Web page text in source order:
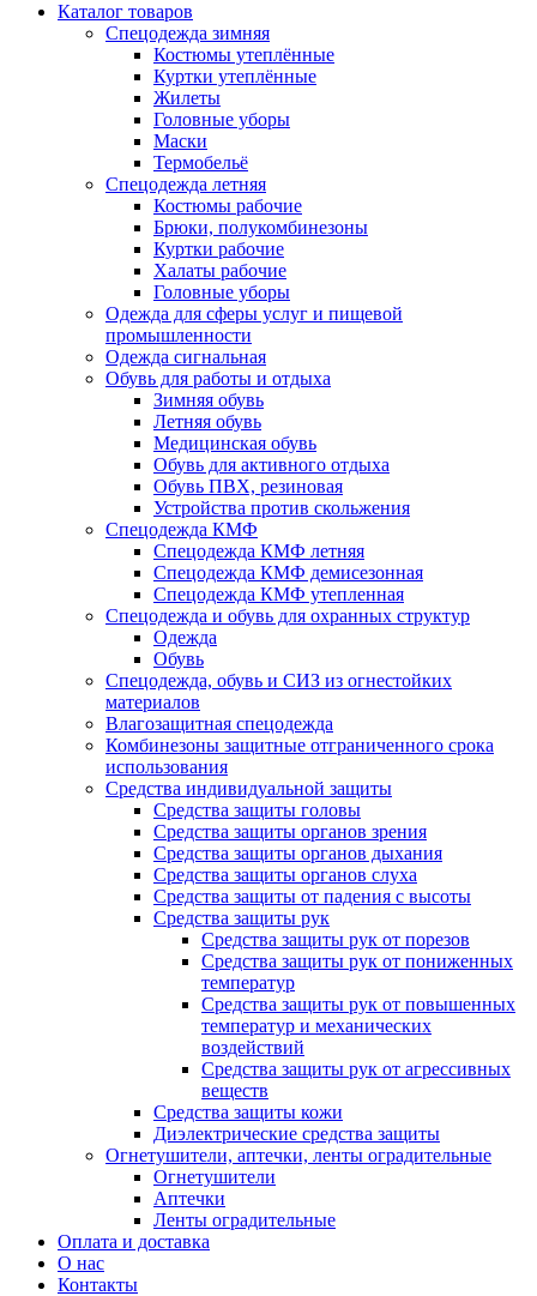
Каталог товаров
Спецодежда зимняя
Костюмы утеплённые
Куртки утеплённые
Жилеты
Головные уборы
Маски
Термобельё
Спецодежда летняя
Костюмы рабочие
Брюки, полукомбинезоны
Куртки рабочие
Халаты рабочие
Головные уборы
Одежда для сферы услуг и пищевой
промышленности
Одежда сигнальная
Обувь для работы и отдыха
Зимняя обувь
Летняя обувь
Медицинская обувь
Обувь для активного отдыха
Обувь ПВХ, резиновая
Устройства против скольжения
Спецодежда КМФ
Спецодежда КМФ летняя
Спецодежда КМФ демисезонная
Спецодежда КМФ утепленная
Спецодежда и обувь для охранных структур
Одежда
Обувь
Спецодежда, обувь и СИЗ из огнестойких
материалов
Влагозащитная спецодежда
Комбинезоны защитные отграниченного срока
использования
Средства индивидуальной защиты
Средства защиты головы
Средства защиты органов зрения
Средства защиты органов дыхания
Средства защиты органов слуха
Средства защиты от падения с высоты
Средства защиты рук
Средства защиты рук от порезов
Средства защиты рук от пониженных
температур
Средства защиты рук от повышенных
температур и механических
воздействий
Средства защиты рук от агрессивных
веществ
Средства защиты кожи
Диэлектрические средства защиты
Огнетушители, аптечки, ленты оградительные
Огнетушители
Аптечки
Ленты оградительные
Оплата и доставка
О нас
Контакты